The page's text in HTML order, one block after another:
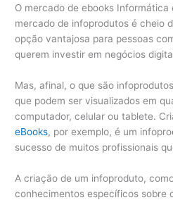
O mercado de ebooks Informática
mercado de infoprodutos é cheio
opção vantajosa para pessoas
querem investir em negócios
Mas, afinal, o que são
que podem ser visualizados em
computador, celular ou tablete.
eBooks, por exemplo, é um
sucesso de muitos profissionais
A criação de um infoproduto,
conhecimentos específicos sobre